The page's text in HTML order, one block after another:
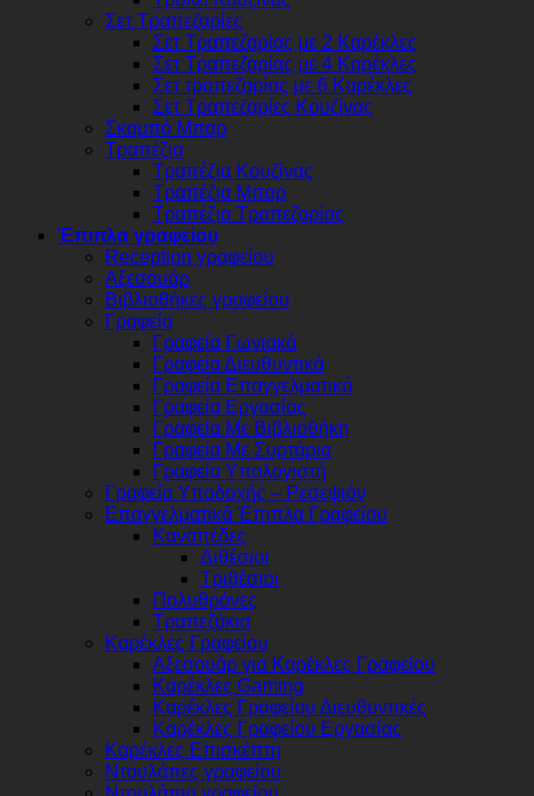
Σετ Τραπεζαρίες
Σετ Τραπεζαρίας με 2 Καρέκλες
Σετ Τραπεζαρίας με 4 Καρέκλες
Σετ τραπεζαρίας με 6 Καρέκλες
Σετ Τραπεζαρίες Κουζίνας
Σκαμπό Μπαρ
Τραπέζια
Τραπέζια Κουζίνας
Τραπέζια Μπαρ
Τραπέζια Τραπεζαρίας
Έπιπλα γραφείου
Reception γραφείου
Αξεσουάρ
Βιβλιοθήκες γραφείου
Γραφεία
Γραφεία Γωνιακά
Γραφεία Διευθυντικά
Γραφεία Επαγγελματικά
Γραφεία Εργασίας
Γραφεία Με Βιβλιοθήκη
Γραφεία Με Συρτάρια
Γραφεία Υπολογιστή
Γραφεία Υποδοχής – Ρεσεψιόν
Επαγγελματικά Έπιπλα Γραφείου
Καναπέδες
Διθέσιοι
Τριθέσιοι
Πολυθρόνες
Τραπεζάκια
Καρέκλες Γραφείου
Αξεσουάρ για Καρέκλες Γραφείου
Καρέκλες Gaming
Καρέκλες Γραφείου Διευθυντικές
Καρέκλες Γραφείου Εργασίας
Καρέκλες Επισκέπτη
Ντουλάπες γραφείου